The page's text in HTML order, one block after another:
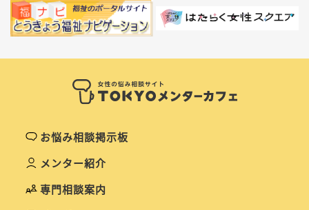
お悩み相談掲示板
メンター紹介
専門相談案内